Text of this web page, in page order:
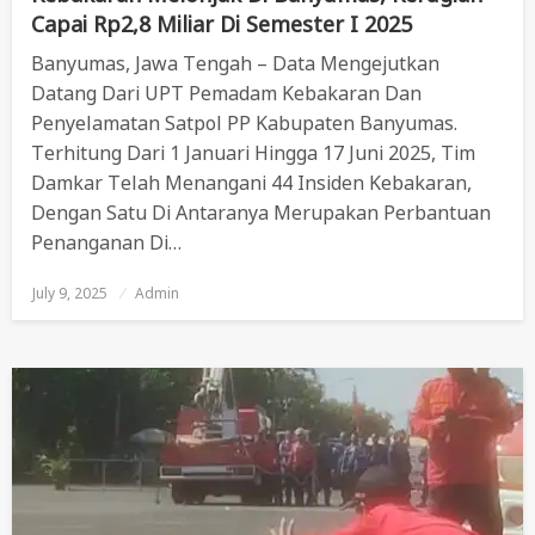
Capai Rp2,8 Miliar Di Semester I 2025
Banyumas, Jawa Tengah – Data Mengejutkan
Datang Dari UPT Pemadam Kebakaran Dan
Penyelamatan Satpol PP Kabupaten Banyumas.
Terhitung Dari 1 Januari Hingga 17 Juni 2025, Tim
Damkar Telah Menangani 44 Insiden Kebakaran,
Dengan Satu Di Antaranya Merupakan Perbantuan
Penanganan Di…
Posted
On
July 9, 2025 Admin